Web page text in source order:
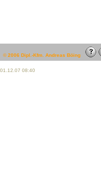
©2006 Dipl.-Kfm. Andreas Böing
01.12.07 08:40